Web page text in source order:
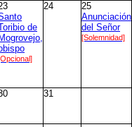
de
Mogrovejo,
24
25
Anunciación
del Señor
[Solemnidad]
31